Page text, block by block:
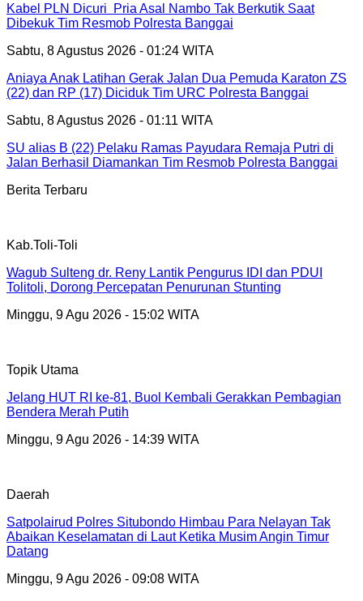
Kabel PLN Dicuri Pria Asal Nambo Tak Berkutik Saat
Dibekuk Tim Resmob Polresta Banggai
Sabtu, 8 Agustus 2026 - 01:24 WITA
Aniaya Anak Latihan Gerak Jalan Dua Pemuda Karaton ZS
(22) dan RP (17) Diciduk Tim URC Polresta Banggai
Sabtu, 8 Agustus 2026 - 01:11 WITA
SU alias B (22) Pelaku Ramas Payudara Remaja Putri di
Jalan Berhasil Diamankan Tim Resmob Polresta Banggai
Berita Terbaru
Kab.Toli-Toli
Wagub Sulteng dr. Reny Lantik Pengurus IDI dan PDUI
Tolitoli, Dorong Percepatan Penurunan Stunting
Minggu, 9 Agu 2026 - 15:02 WITA
Topik Utama
Jelang HUT RI ke-81, Buol Kembali Gerakkan Pembagian
Bendera Merah Putih
Minggu, 9 Agu 2026 - 14:39 WITA
Daerah
Satpolairud Polres Situbondo Himbau Para Nelayan Tak
Abaikan Keselamatan di Laut Ketika Musim Angin Timur
Datang
Minggu, 9 Agu 2026 - 09:08 WITA